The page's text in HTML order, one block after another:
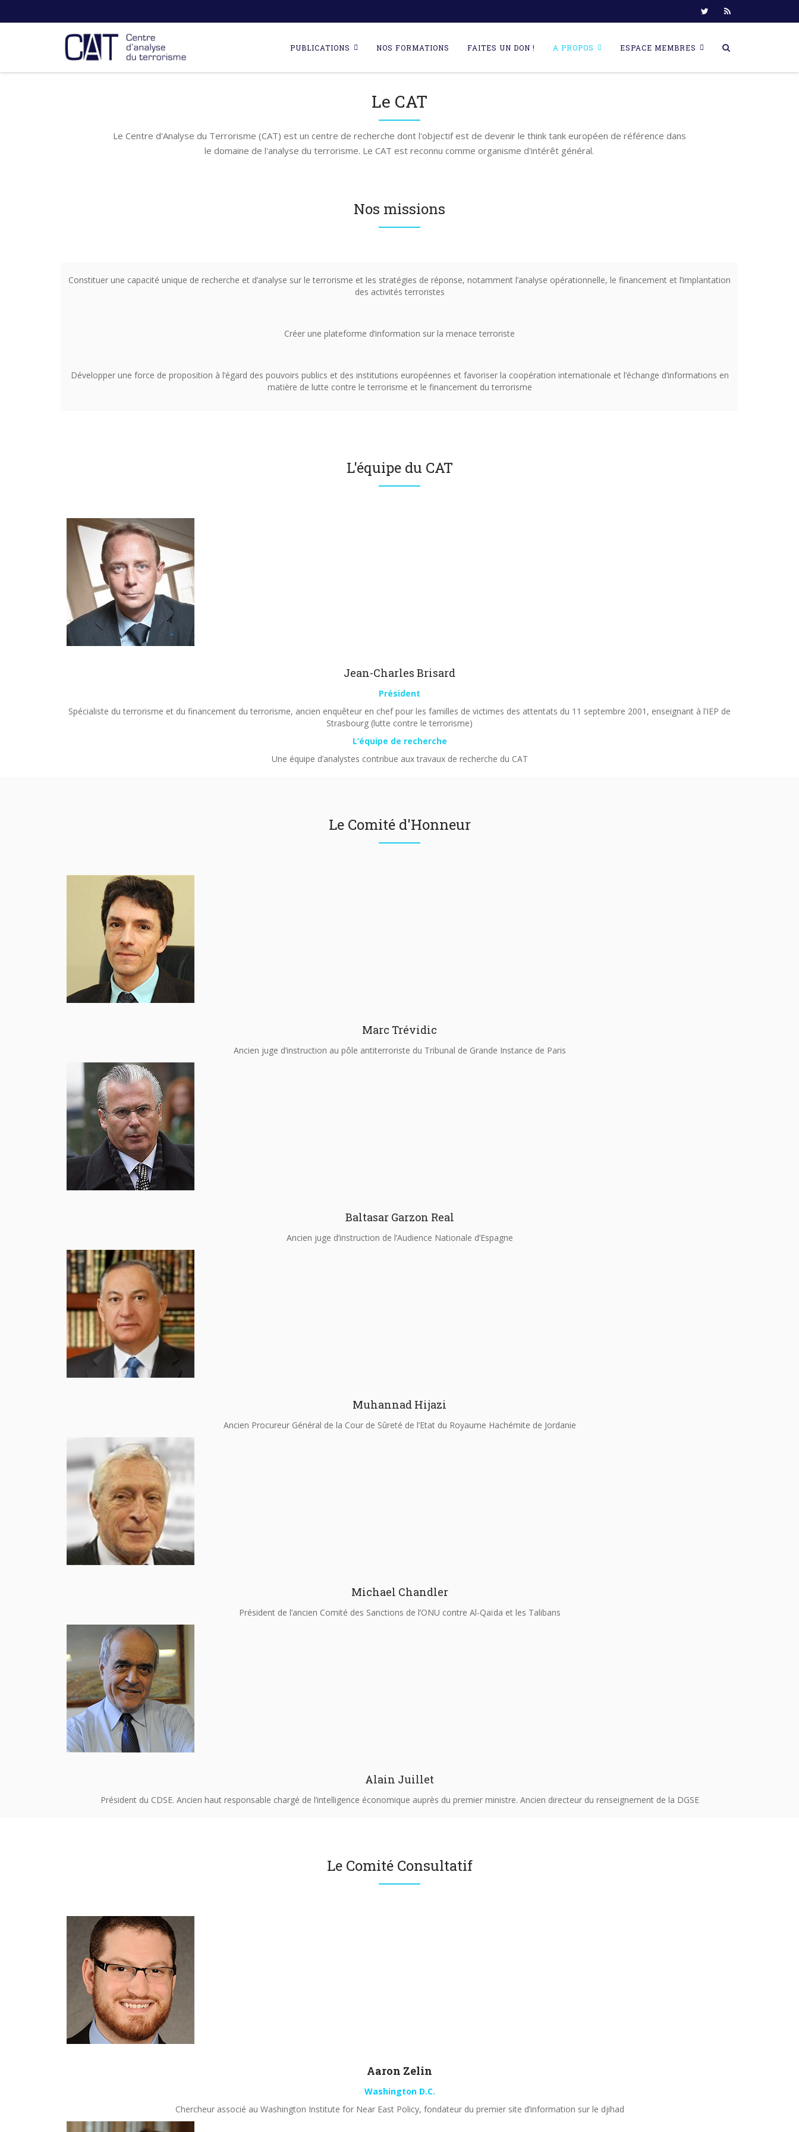
content
PUBLICATIONS NOS FORMATIONS FAITES UN DON ! A PROPOS ESPACE MEMBRES
Le CAT
Le Centre d'Analyse du Terrorisme (CAT) est un centre de recherche dont l'objectif est de devenir le think tank européen de référence dans
le domaine de l'analyse du terrorisme. Le CAT est reconnu comme organisme d'intérêt général.
Nos missions
Constituer une capacité unique de recherche et d’analyse sur le terrorisme et les stratégies de réponse, notamment l’analyse opérationnelle, le financement et l’implantation
des activités terroristes
Créer une plateforme d’information sur la menace terroriste
Développer une force de proposition à l’égard des pouvoirs publics et des institutions européennes et favoriser la coopération internationale et l’échange d’informations en
matière de lutte contre le terrorisme et le financement du terrorisme
L'équipe du CAT
Jean-Charles Brisard
Président
Spécialiste du terrorisme et du financement du terrorisme, ancien enquêteur en chef pour les familles de victimes des attentats du 11 septembre 2001, enseignant à l’IEP de
Strasbourg (lutte contre le terrorisme)
L’équipe de recherche
Une équipe d’analystes contribue aux travaux de recherche du CAT
Le Comité d'Honneur
Marc Trévidic
Ancien juge d’instruction au pôle antiterroriste du Tribunal de Grande Instance de Paris
Baltasar Garzon Real
Ancien juge d’instruction de l’Audience Nationale d’Espagne
Muhannad Hijazi
Ancien Procureur Général de la Cour de Sûreté de l’Etat du Royaume Hachémite de Jordanie
Michael Chandler
Président de l’ancien Comité des Sanctions de l’ONU contre Al-Qaïda et les Talibans
Alain Juillet
Président du CDSE. Ancien haut responsable chargé de l’intelligence économique auprès du premier ministre. Ancien directeur du renseignement de la DGSE
Le Comité Consultatif
Aaron Zelin
Washington D.C.
Chercheur associé au Washington Institute for Near East Policy, fondateur du premier site d’information sur le djihad